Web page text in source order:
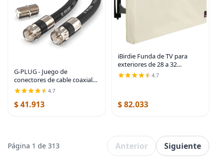
G-PLUG - Juego de
conectores de cable coaxial
RG6 de 1 pie, para antena de
internet, banda ancha, TV
digital, cable Sky satelital,
4.7
$ 41.913
iBirdie Funda de TV para
exteriores de 28 a 32
pulgadas, resistente a la
intemperie, tamaño de la
4.7
$ 82.033
Página 1 de 313 Anterior Siguiente